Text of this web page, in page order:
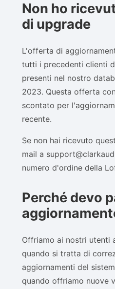
Non ho
di upgrade
L'offerta di
tutti i precedenti clienti
presenti nel nostro
2023. Questa offerta
scontato per
recente.
Se non hai ricevuto
mail a
numero d'ordine della
Perché devo
Offriamo ai nostri utenti
quando si tratta di
aggiornamenti del
quando offriamo nuove